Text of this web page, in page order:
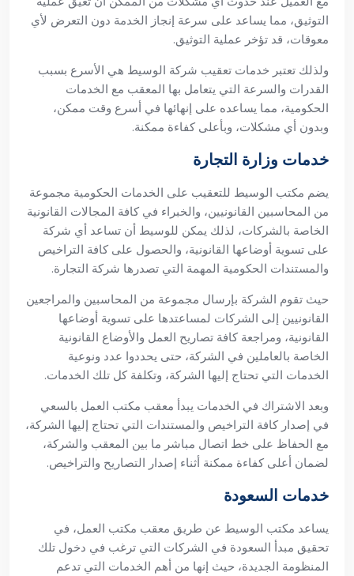
التوثيق، مما يساعد على سرعة إنجاز الخدمة دون التعرض لأي
معوقات، قد تؤخر عملية التوثيق.
ولذلك تعتبر خدمات تعقيب شركة الوسيط هي الأسرع بسبب
القدرات والسرعة التي يتعامل بها المعقب مع الخدمات
الحكومية، مما يساعده على إنهائها في أسرع وقت ممكن،
وبدون أي مشكلات، وبأعلى كفاءة ممكنة.
خدمات وزارة التجارة
يضم مكتب الوسيط للتعقيب على الخدمات الحكومية مجموعة
من المحاسبين القانونيين، والخبراء في كافة المجالات القانونية
الخاصة بالشركات، لذلك يمكن للوسيط أن تساعد أي شركة
على تسوية أوضاعها القانونية، والحصول على كافة التراخيص
والمستندات الحكومية المهمة التي تصدرها شركة التجارة.
حيث تقوم الشركة بإرسال مجموعة من المحاسبين والمراجعين
القانونيين إلى الشركات لمساعتدها على تسوية أوضاعها
القانونية، ومراجعة كافة تصاريح العمل والأوضاع القانونية
الخاصة بالعاملين في الشركة، حتى يحددوا عدد ونوعية
الخدمات التي تحتاج إليها الشركة، وتكلفة كل تلك الخدمات.
وبعد الاشتراك في الخدمات يبدأ معقب مكتب العمل بالسعي
في إصدار كافة التراخيص والمستندات التي تحتاج إليها الشركة،
مع الحفاظ على خط اتصال مباشر ما بين المعقب والشركة،
لضمان أعلى كفاءة ممكنة أثناء إصدار التصاريح والتراخيص.
خدمات السعودة
يساعد مكتب الوسيط عن طريق معقب مكتب العمل، في
تحقيق مبدأ السعودة في الشركات التي ترغب في دخول تلك
المنظومة الجديدة، حيث إنها من أهم الخدمات التي تدعم